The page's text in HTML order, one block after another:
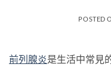
POSTED
前列腺炎是生活中常見